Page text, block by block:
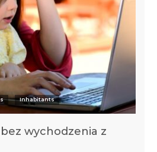
Inhabitants
wychodzenia z